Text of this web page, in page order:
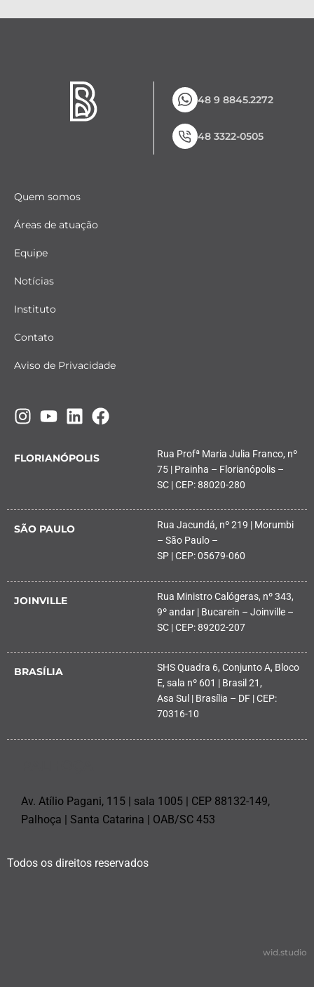
48 9 8845.2272
48 3322-0505
Quem somos
Áreas de atuação
Equipe
Notícias
Instituto
Contato
Aviso de Privacidade
FLORIANÓPOLIS
Rua Profª Maria Julia Franco, nº
75 | Prainha – Florianópolis –
SC | CEP: 88020-280
SÃO PAULO
Rua Jacundá, nº 219 | Morumbi
– São Paulo –
SP | CEP: 05679-060
JOINVILLE
Rua Ministro Calógeras, nº 343,
9º andar | Bucarein – Joinville –
SC | CEP: 89202-207
BRASÍLIA
SHS Quadra 6, Conjunto A, Bloco
E, sala nº 601 | Brasil 21,
Asa Sul | Brasília – DF | CEP:
70316-10
Av. Atílio Pagani, 115 | sala 1005 | CEP 88132-149,
Palhoça | Santa Catarina | OAB/SC 453
Todos os direitos reservados
wid.studio